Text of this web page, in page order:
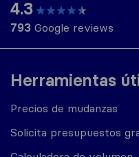
Herramientas
Precios de mudanzas
Solicita presupuestos
4.3
793 Google reviews